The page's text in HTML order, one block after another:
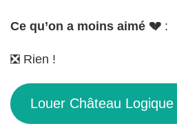
Ce qu’on a moins aimé 💔 :
❎ Rien !
Louer Château